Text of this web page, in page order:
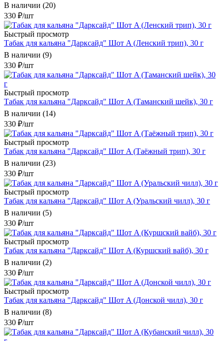
В наличии (20)
330 ₽/шт
Быстрый просмотр
Табак для кальяна "Дарксайд" Шот A (Ленский трип), 30 г
В наличии (9)
330 ₽/шт
Быстрый просмотр
Табак для кальяна "Дарксайд" Шот A (Таманский шейк), 30 г
В наличии (14)
330 ₽/шт
Быстрый просмотр
Табак для кальяна "Дарксайд" Шот A (Таёжный трип), 30 г
В наличии (23)
330 ₽/шт
Быстрый просмотр
Табак для кальяна "Дарксайд" Шот A (Уральский чилл), 30 г
В наличии (5)
330 ₽/шт
Быстрый просмотр
Табак для кальяна "Дарксайд" Шот A (Куршский вайб), 30 г
В наличии (2)
330 ₽/шт
Быстрый просмотр
Табак для кальяна "Дарксайд" Шот A (Донской чилл), 30 г
В наличии (8)
330 ₽/шт